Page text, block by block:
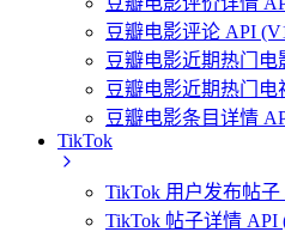
豆瓣电影评论 API
豆瓣电影近期热门电
豆瓣电影近期热门电
豆瓣电影条目详情
TikTok
TikTok 用户发布帖
TikTok 帖子详情 API